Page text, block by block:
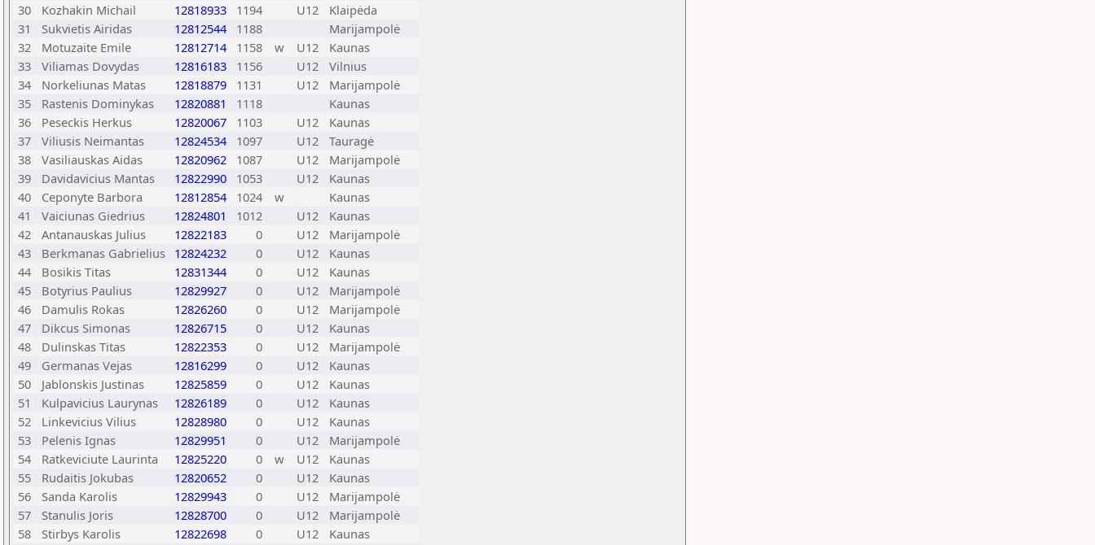
30
Kozhakin Michail 12818933 1194 U12
Klaipėda
31
Sukvietis Airidas 12812544 1188
Marijampolė
32
Motuzaite Emile 12812714 1158 w U12
Kaunas
33
Viliamas Dovydas 12816183 1156 U12
Vilnius
34
Norkeliunas Matas 12818879 1131 U12
Marijampolė
35
Rastenis Dominykas 12820881 1118
Kaunas
36
Peseckis Herkus 12820067 1103 U12
Kaunas
37
Viliusis Neimantas 12824534 1097 U12
Tauragė
38
Vasiliauskas Aidas 12820962 1087 U12
Marijampolė
39
Davidavicius Mantas 12822990 1053 U12
Kaunas
40
Ceponyte Barbora 12812854 1024 w
Kaunas
41
Vaiciunas Giedrius 12824801 1012 U12
Kaunas
42
Antanauskas Julius 12822183 0 U12
Marijampolė
43
Berkmanas Gabrielius 12824232 0 U12
Kaunas
44
Bosikis Titas 12831344 0 U12
Kaunas
45
Botyrius Paulius 12829927 0 U12
Marijampolė
46
Damulis Rokas 12826260 0 U12
Marijampolė
47
Dikcus Simonas 12826715 0 U12
Kaunas
48
Dulinskas Titas 12822353 0 U12
Marijampolė
49
Germanas Vejas 12816299 0 U12
Kaunas
50
Jablonskis Justinas 12825859 0 U12
Kaunas
51
Kulpavicius Laurynas 12826189 0 U12
Kaunas
52
Linkevicius Vilius 12828980 0 U12
Kaunas
53
Pelenis Ignas 12829951 0 U12
Marijampolė
54
Ratkeviciute Laurinta 12825220 0 w U12
Kaunas
55
Rudaitis Jokubas 12820652 0 U12
Kaunas
56
Sanda Karolis 12829943 0 U12
Marijampolė
57
Stanulis Joris 12828700 0 U12
Marijampolė
58
Stirbys Karolis 12822698 0 U12
Kaunas